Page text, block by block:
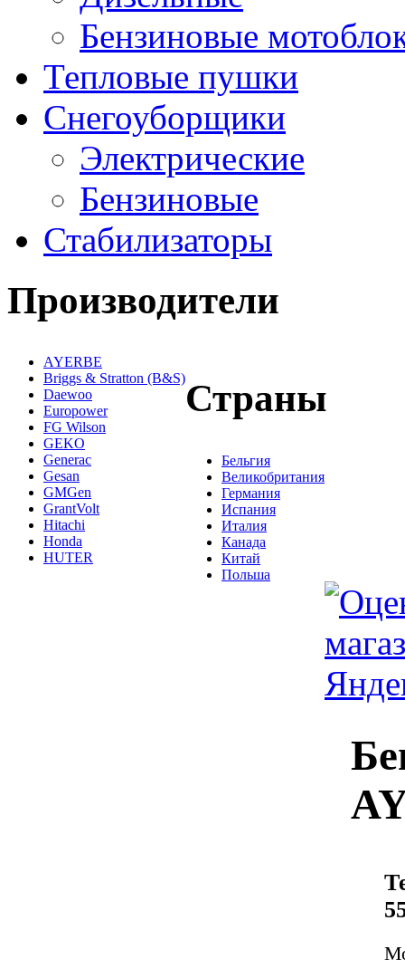
Бензиновые
Тепловые пушки
Снегоуборщики
Электрические
Бензиновые
Стабилизаторы
Производители
AYERBE
Briggs & Stratton (B&S)
Daewoo
Europower
FG Wilson
GEKO
Generac
Gesan
GMGen
GrantVolt
Hitachi
Honda
HUTER
Страны
Бельгия
Великобритания
Германия
Испания
Италия
Канада
Китай
Польша